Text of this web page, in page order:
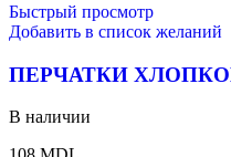
Быстрый просмотр
Добавить в список желаний
ПЕРЧАТКИ
В наличии